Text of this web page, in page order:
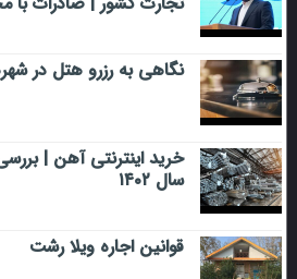
نگاهی به رزرو هتل در
خرید اینترنتی آهن |
سال ۱۴۰۲
قوانین اجاره ویلا رشت